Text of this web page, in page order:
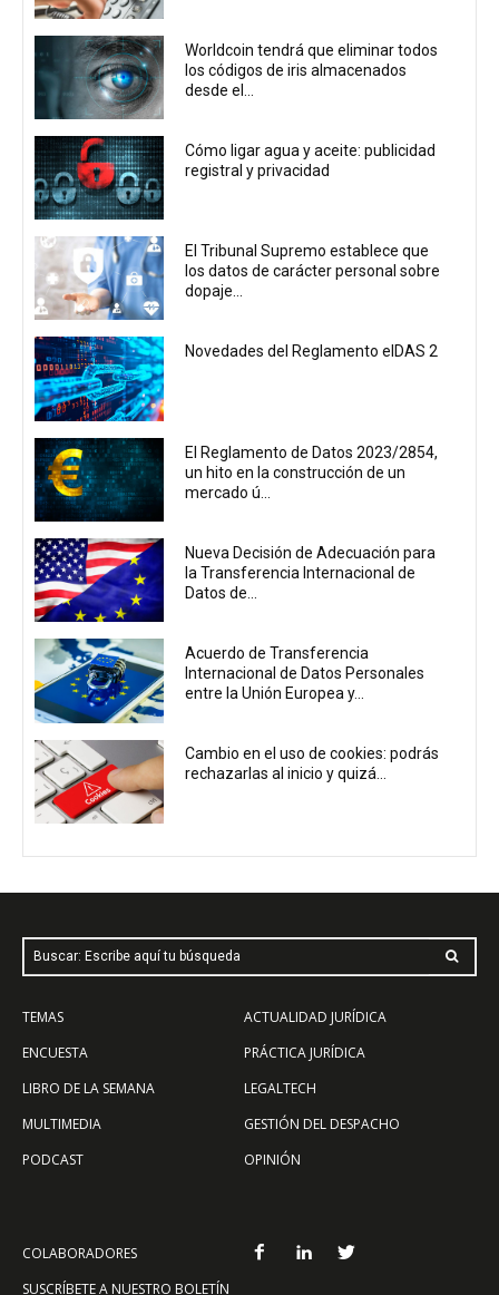
Worldcoin tendrá que eliminar todos
los códigos de iris almacenados
desde el...
Cómo ligar agua y aceite: publicidad
registral y privacidad
El Tribunal Supremo establece que
los datos de carácter personal sobre
dopaje...
Novedades del Reglamento eIDAS 2
El Reglamento de Datos 2023/2854,
un hito en la construcción de un
mercado ú...
Nueva Decisión de Adecuación para
la Transferencia Internacional de
Datos de...
Acuerdo de Transferencia
Internacional de Datos Personales
entre la Unión Europea y...
Cambio en el uso de cookies: podrás
rechazarlas al inicio y quizá...
Buscar: Escribe aquí tu búsqueda
TEMAS
ENCUESTA
LIBRO DE LA SEMANA
MULTIMEDIA
PODCAST
ACTUALIDAD JURÍDICA
PRÁCTICA JURÍDICA
LEGALTECH
GESTIÓN DEL DESPACHO
OPINIÓN
COLABORADORES
SUSCRÍBETE A NUESTRO BOLETÍN